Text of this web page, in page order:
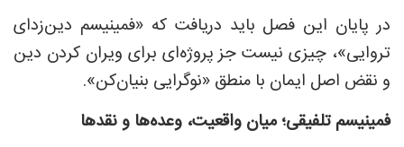
در پایان این فصل باید دریافت که «فمینیسم دین‌زدای
تروایی»، چیزی نیست جز پروژه‌ای برای ویران کردن دین
و نقض اصل ایمان با منطق «نوگرایی بنیان‌کن».
فمینیسم تلفیقی؛ میان واقعیت، وعده‌ها و نقدها